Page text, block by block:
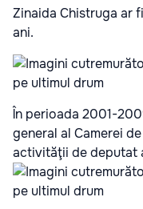
Zinaida Chistruga ar
ani.
În perioada 2001-
general al Camerei
activităţii de deputat